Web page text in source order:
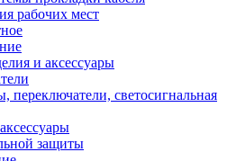
рабочих мест
и аксессуары
светосигнальная
защиты